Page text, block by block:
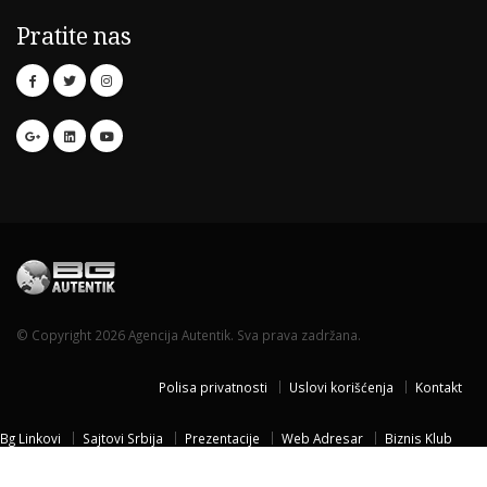
Pratite nas
© Copyright 2026 Agencija Autentik. Sva prava zadržana.
Polisa privatnosti Uslovi korišćenja Kontakt
Bg Linkovi Sajtovi Srbija Prezentacije Web Adresar
Biznis Klub